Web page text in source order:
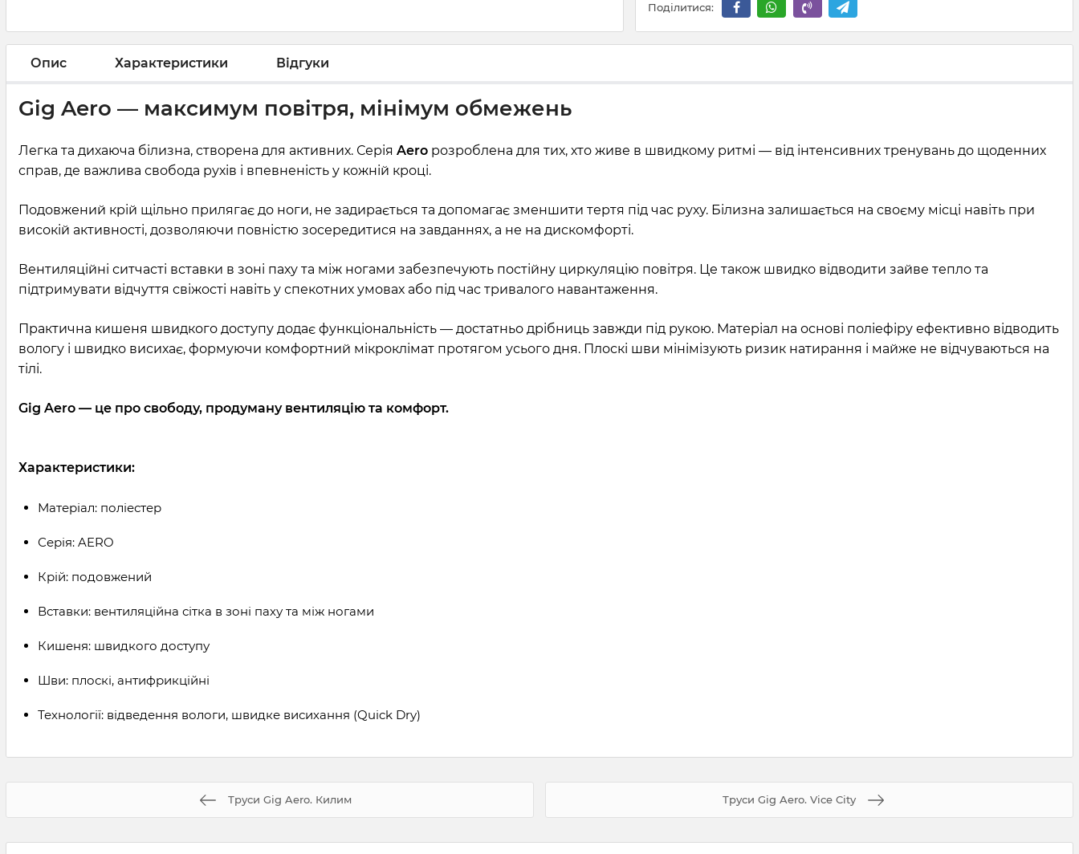
Поділитися:
Опис Характеристики Відгуки
Gig Aero — максимум повітря, мінімум обмежень
Легка та дихаюча білизна, створена для активних. Серія Aero розроблена для тих, хто живе в швидкому ритмі — від інтенсивних тренувань до щоденних
справ, де важлива свобода рухів і впевненість у кожній кроці.
Подовжений крій щільно прилягає до ноги, не задирається та допомагає зменшити тертя під час руху. Білизна залишається на своєму місці навіть при
високій активності, дозволяючи повністю зосередитися на завданнях, а не на дискомфорті.
Вентиляційні ситчасті вставки в зоні паху та між ногами забезпечують постійну циркуляцію повітря. Це також швидко відводити зайве тепло та
підтримувати відчуття свіжості навіть у спекотних умовах або під час тривалого навантаження.
Практична кишеня швидкого доступу додає функціональність — достатньо дрібниць завжди під рукою. Матеріал на основі поліефіру ефективно відводить
вологу і швидко висихає, формуючи комфортний мікроклімат протягом усього дня. Плоскі шви мінімізують ризик натирання і майже не відчуваються на
тілі.
Gig Aero — це про свободу, продуману вентиляцію та комфорт.
Характеристики:
Матеріал: поліестер
Серія: AERO
Крій: подовжений
Вставки: вентиляційна сітка в зоні паху та між ногами
Кишеня: швидкого доступу
Шви: плоскі, антифрикційні
Технології: відведення вологи, швидке висихання (Quick Dry)
Труси Gig Aero. Килим Труси Gig Aero. Vice City